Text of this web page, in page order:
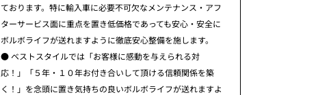
ております。特に輸入車に必要不可欠なメンテナンス・アフ
ターサービス面に重点を置き低価格であっても安心・安全に
ボルボライフが送れますように徹底安心整備を施します。
● ベストスタイルでは「お客様に感動を与えられる対
応！」「５年・１０年お付き合いして頂ける信頼関係を築
く！」を念頭に置き気持ちの良いボルボライフが送れますよ